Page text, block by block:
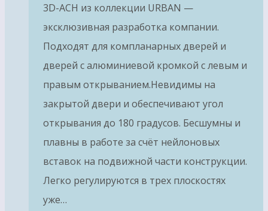
3D-ACH из коллекции URBAN —
эксклюзивная разработка компании.
Подходят для компланарных дверей и
дверей с алюминиевой кромкой с левым и
правым открыванием.Невидимы на
закрытой двери и обеспечивают угол
открывания до 180 градусов. Бесшумны и
плавны в работе за счёт нейлоновых
вставок на подвижной части конструкции.
Легко регулируются в трех плоскостях
уже…